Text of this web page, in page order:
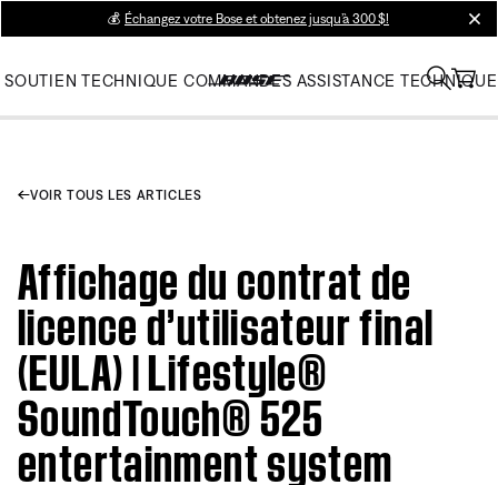
💰 Échangez votre Bose et obtenez jusqu’à 300 $!
SOUTIEN TECHNIQUE COMMANDES ASSISTANCE TECHNIQUE
VOIR TOUS LES ARTICLES
Affichage du contrat de
licence d’utilisateur final
(EULA) | Lifestyle®
SoundTouch® 525
entertainment system